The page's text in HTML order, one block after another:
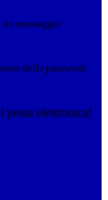
messaggio
della password
posta elettronica!